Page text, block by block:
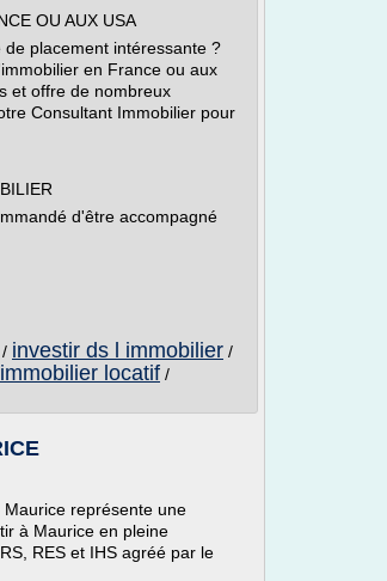
OU AUX USA
placement intéressante ?
en France ou aux
et offre de nombreux
Consultant Immobilier pour
d'être accompagné
/ investir ds l immobilier /
locatif /
représente une
à Maurice en pleine
RES et IHS agréé par le